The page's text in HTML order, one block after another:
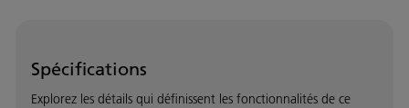
Spécifications
Explorez les détails qui définissent les fonctionnalités de ce